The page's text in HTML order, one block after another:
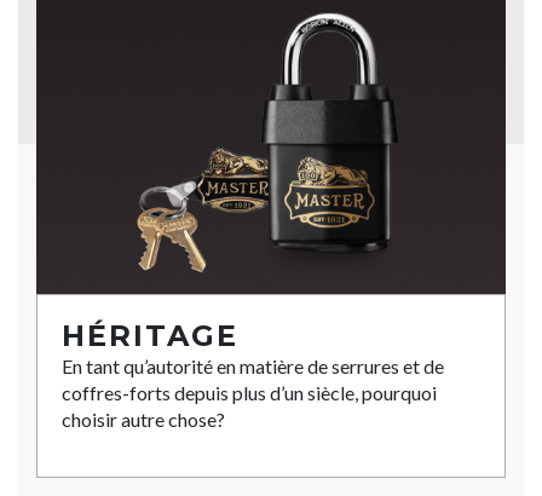
HÉRITAGE
En tant qu’autorité en matière de serrures et de
coffres-forts depuis plus d’un siècle, pourquoi
choisir autre chose?